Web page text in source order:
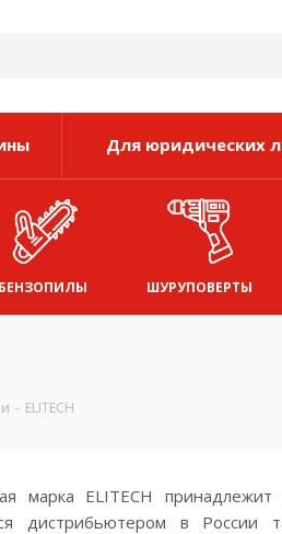
Для юридических
БЕНЗОПИЛЫ ШУРУПОВЕРТЫ
- ELITECH
марка ELITECH
дистрибьютером в России